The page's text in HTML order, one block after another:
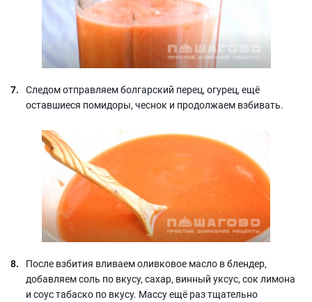
Следом отправляем болгарский перец, огурец, ещё
оставшиеся помидоры, чеснок и продолжаем взбивать.
После взбития вливаем оливковое масло в блендер,
добавляем соль по вкусу, сахар, винный уксус, сок лимона
и соус табаско по вкусу. Массу ещё раз тщательно